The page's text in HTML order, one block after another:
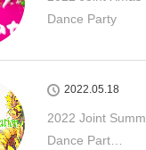
Dance Party
2022.05.18
2022 Joint
Dance Part…